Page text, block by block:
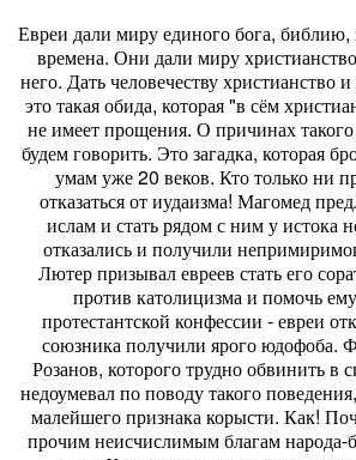
Евреи дали миру единого бога, библию,
времена. Они дали миру
него. Дать человечеству христианство и
это такая обида, которая "в сём
не имеет прощения. О причинах такого
будем говорить. Это загадка, которая
умам уже 20 веков. Кто только ни
отказаться от иудаизма! Магомед
ислам и стать рядом с ним у истока
отказались и получили
Лютер призывал евреев стать его
против католицизма и помочь
протестантской конфессии - евреи
союзника получили ярого юдофоба.
Розанов, которого трудно обвинить в
недоумевал по поводу такого
малейшего признака корысти. Как!
прочим неисчислимым благам народа-